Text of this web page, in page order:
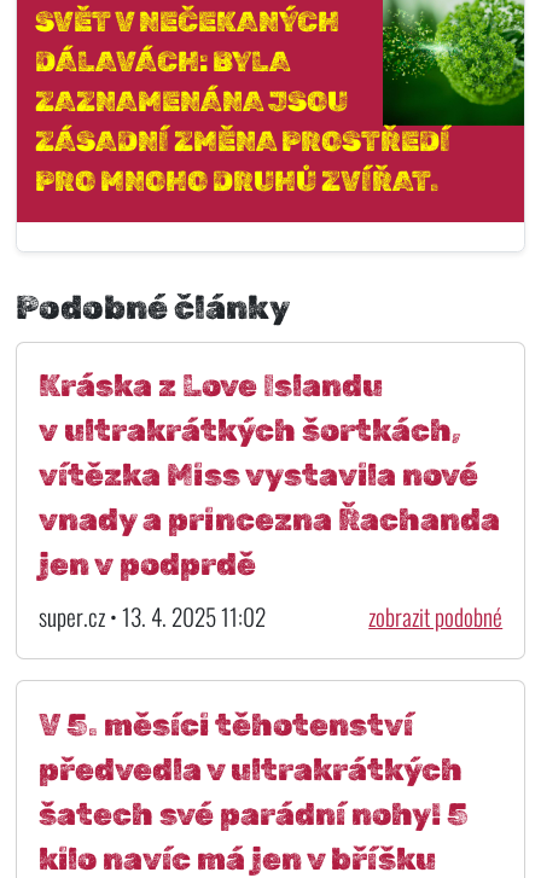
SVĚT V NEČEKANÝCH
DÁLAVÁCH: BYLA
ZAZNAMENÁNA JSOU
ZÁSADNÍ ZMĚNA PROSTŘEDÍ
PRO MNOHO DRUHŮ ZVÍŘAT.
Podobné články
Kráska z Love Islandu
v ultrakrátkých šortkách,
vítězka Miss vystavila nové
vnady a princezna Řachanda
jen v podprdě
super.cz • 13. 4. 2025 11:02 zobrazit podobné
V 5. měsíci těhotenství
předvedla v ultrakrátkých
šatech své parádní nohy! 5
kilo navíc má jen v bříšku